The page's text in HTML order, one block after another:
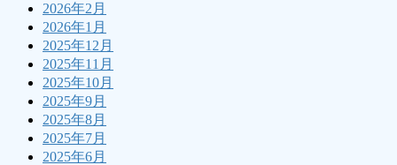
2026年2月
2026年1月
2025年12月
2025年11月
2025年10月
2025年9月
2025年8月
2025年7月
2025年6月